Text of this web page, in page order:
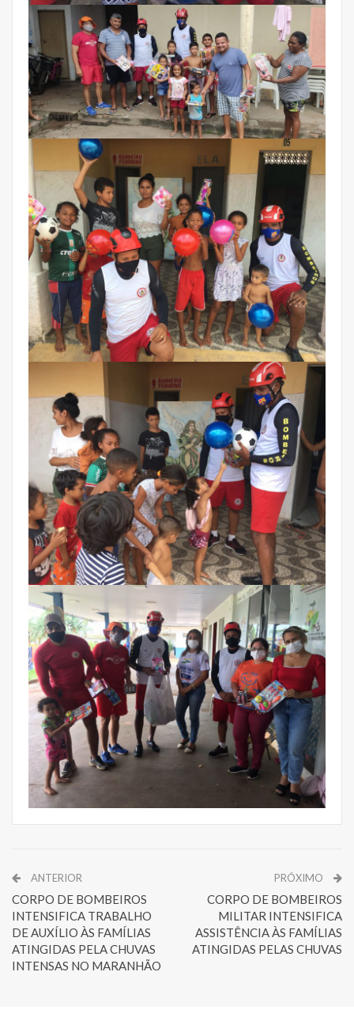
ANTERIOR
CORPO DE BOMBEIROS
INTENSIFICA TRABALHO
DE AUXÍLIO ÀS FAMÍLIAS
ATINGIDAS PELA CHUVAS
INTENSAS NO MARANHÃO
PRÓXIMO
CORPO DE BOMBEIROS
MILITAR INTENSIFICA
ASSISTÊNCIA ÀS FAMÍLIAS
ATINGIDAS PELAS CHUVAS